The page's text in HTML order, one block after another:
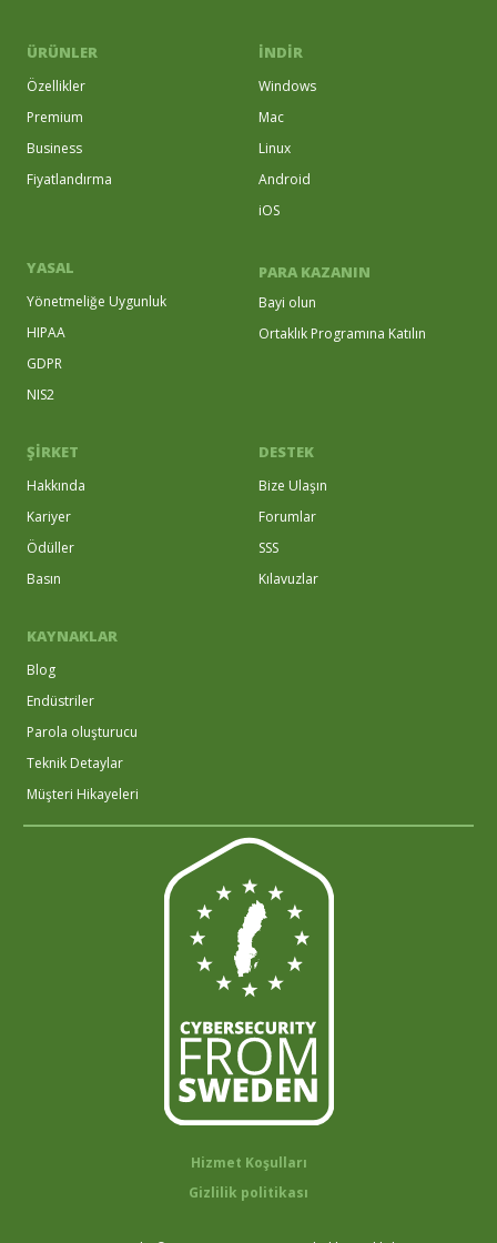
ÜRÜNLER
Özellikler
Premium
Business
Fiyatlandırma
İNDIR
Windows
Mac
Linux
Android
iOS
YASAL
Yönetmeliğe Uygunluk
HIPAA
GDPR
NIS2
PARA KAZANIN
Bayi olun
Ortaklık Programına Katılın
ŞİRKET
Hakkında
Kariyer
Ödüller
Basın
DESTEK
Bize Ulaşın
Forumlar
SSS
Kılavuzlar
KAYNAKLAR
Blog
Endüstriler
Parola oluşturucu
Teknik Detaylar
Müşteri Hikayeleri
Hizmet Koşulları
Gizlilik politikası